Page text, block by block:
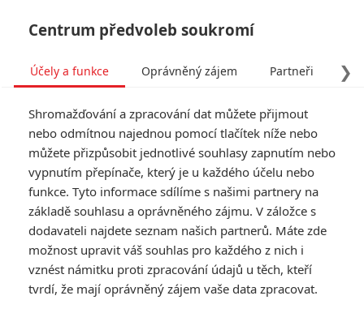
12 kol
Detektiv Danny Fischer (John
Cena) sice zatkne geniálního
zloděje Jacksona, při zásahu
však náhodou zahyne lupičova
Centrum předvoleb soukromí
❯
Účely a funkce Oprávněný zájem Partneři
Shromažďování a zpracování dat můžete přijmout
nebo odmítnou najednou pomocí tlačítek níže nebo
můžete přizpůsobit jednotlivé souhlasy zapnutím nebo
vypnutím přepínače, který je u každého účelu nebo
funkce. Tyto informace sdílíme s našimi partnery na
základě souhlasu a oprávněného zájmu. V záložce s
dodavateli najdete seznam našich partnerů. Máte zde
možnost upravit váš souhlas pro každého z nich i
vznést námitku proti zpracování údajů u těch, kteří
tvrdí, že mají oprávněný zájem vaše data zpracovat.